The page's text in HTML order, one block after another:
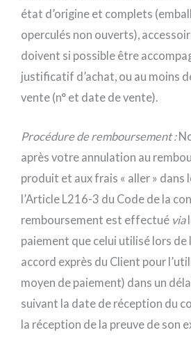
état d’origine et complets
operculés non ouverts),
doivent si possible être
justificatif d’achat, ou au moins
vente (n° et date de vente).
Procédure de remboursement :
après votre annulation au
produit et aux frais « aller » dans
l’Article L216-3 du Code de la
remboursement est effectué via
paiement que celui utilisé lors de
accord exprès du Client pour
moyen de paiement) dans un
suivant la date de réception du
la réception de la preuve de son